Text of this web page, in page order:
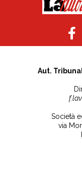
Aut.
Società
via